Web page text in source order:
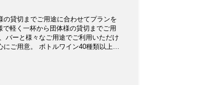
の貸切までご用途に合わせてプランを
軽く一杯から団体様の貸切までご用
バーと様々なご用途でご利用いただけ
ご用意。 ボトルワイン40種類以上、
りお食事まで！ お好きなワインとお